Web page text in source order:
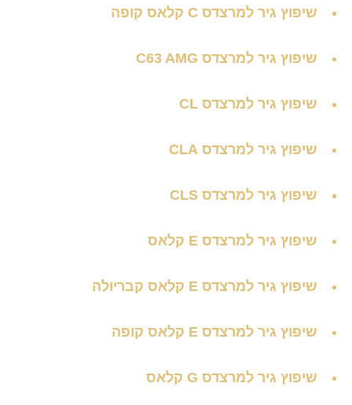
שיפוץ גיר למרצדס C קלאס קופה
שיפוץ גיר למרצדס C63 AMG
שיפוץ גיר למרצדס CL
שיפוץ גיר למרצדס CLA
שיפוץ גיר למרצדס CLS
שיפוץ גיר למרצדס E קלאס
שיפוץ גיר למרצדס E קלאס קבריולה
שיפוץ גיר למרצדס E קלאס קופה
שיפוץ גיר למרצדס G קלאס